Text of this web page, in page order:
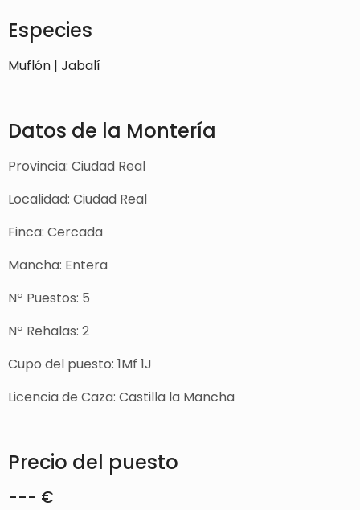
Especies
Muflón | Jabalí
Datos de la Montería
Provincia: Ciudad Real
Localidad: Ciudad Real
Finca: Cercada
Mancha: Entera
Nº Puestos: 5
Nº Rehalas: 2
Cupo del puesto: 1Mf 1J
Licencia de Caza: Castilla la Mancha
Precio del puesto
--- €